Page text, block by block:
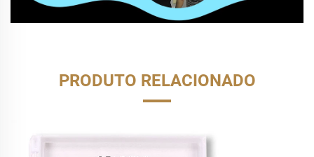
PRODUTO RELACIONADO